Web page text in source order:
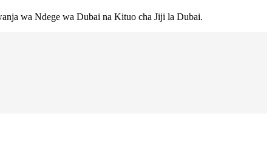
wa Ndege wa Dubai na Kituo cha Jiji la Dubai.